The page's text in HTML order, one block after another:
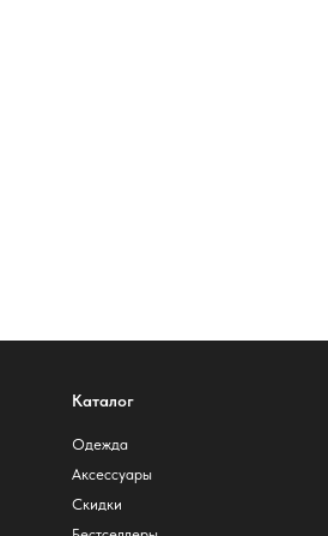
Скидки
Аксессуары
Одежда
Каталог